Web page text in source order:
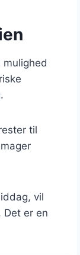
til
vil
er en